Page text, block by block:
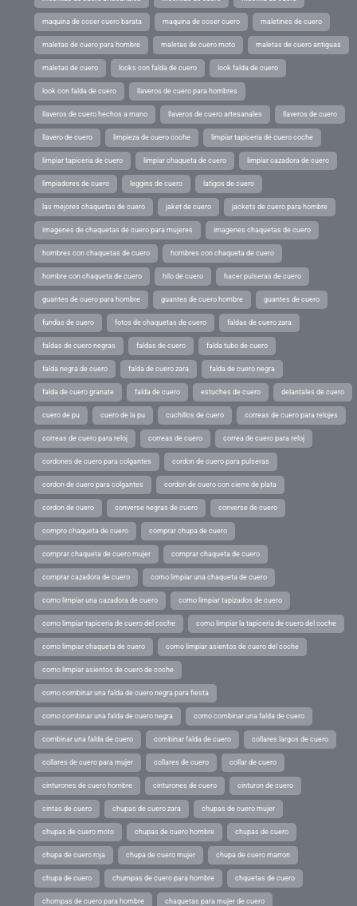
maquina de coser cuero barata maquina de coser cuero maletines de cuero
maletas de cuero para hombre maletas de cuero moto maletas de cuero antiguas
maletas de cuero looks con falda de cuero look falda de cuero
look con falda de cuero llaveros de cuero para hombres
llaveros de cuero hechos a mano llaveros de cuero artesanales llaveros de cuero
llavero de cuero limpieza de cuero coche limpiar tapiceria de cuero coche
limpiar tapiceria de cuero limpiar chaqueta de cuero limpiar cazadora de cuero
limpiadores de cuero leggins de cuero latigos de cuero
las mejores chaquetas de cuero jaket de cuero jackets de cuero para hombre
imagenes de chaquetas de cuero para mujeres imagenes chaquetas de cuero
hombres con chaquetas de cuero hombres con chaqueta de cuero
hombre con chaqueta de cuero hilo de cuero hacer pulseras de cuero
guantes de cuero para hombre guantes de cuero hombre guantes de cuero
fundas de cuero fotos de chaquetas de cuero faldas de cuero zara
faldas de cuero negras faldas de cuero falda tubo de cuero
falda negra de cuero falda de cuero zara falda de cuero negra
falda de cuero granate falda de cuero estuches de cuero delantales de cuero
cuero de pu cuero de la pu cuchillos de cuero correas de cuero para relojes
correas de cuero para reloj correas de cuero correa de cuero para reloj
cordones de cuero para colgantes cordon de cuero para pulseras
cordon de cuero para colgantes cordon de cuero con cierre de plata
cordon de cuero converse negras de cuero converse de cuero
compro chaqueta de cuero comprar chupa de cuero
comprar chaqueta de cuero mujer comprar chaqueta de cuero
comprar cazadora de cuero como limpiar una chaqueta de cuero
como limpiar una cazadora de cuero como limpiar tapizados de cuero
como limpiar tapiceria de cuero del coche como limpiar la tapiceria de cuero del coche
como limpiar chaqueta de cuero como limpiar asientos de cuero del coche
como limpiar asientos de cuero de coche
como combinar una falda de cuero negra para fiesta
como combinar una falda de cuero negra como combinar una falda de cuero
combinar una falda de cuero combinar falda de cuero collares largos de cuero
collares de cuero para mujer collares de cuero collar de cuero
cinturones de cuero hombre cinturones de cuero cinturon de cuero
cintas de cuero chupas de cuero zara chupas de cuero mujer
chupas de cuero moto chupas de cuero hombre chupas de cuero
chupa de cuero roja chupa de cuero mujer chupa de cuero marron
chupa de cuero chumpas de cuero para hombre chquetas de cuero
chompas de cuero para hombre chaquetas para mujer de cuero